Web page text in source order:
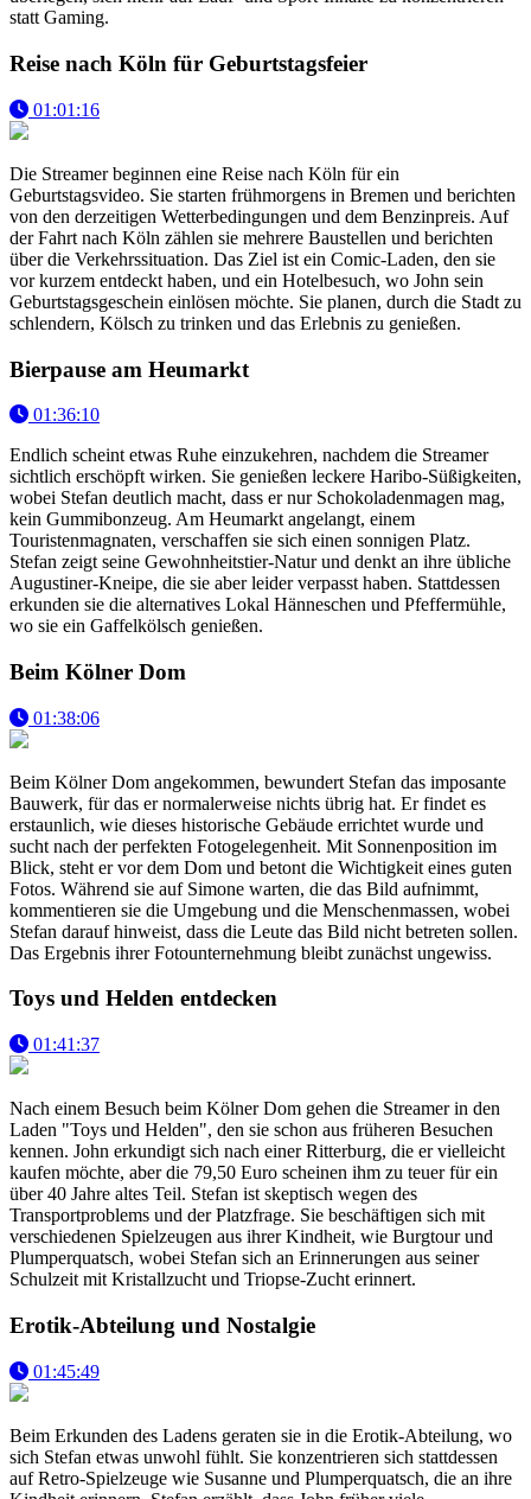
statt Gaming.
Reise nach Köln für Geburtstagsfeier
01:01:16
Die Streamer beginnen eine Reise nach Köln für ein
Geburtstagsvideo. Sie starten frühmorgens in Bremen und berichten
von den derzeitigen Wetterbedingungen und dem Benzinpreis. Auf
der Fahrt nach Köln zählen sie mehrere Baustellen und berichten
über die Verkehrssituation. Das Ziel ist ein Comic-Laden, den sie
vor kurzem entdeckt haben, und ein Hotelbesuch, wo John sein
Geburtstagsgeschein einlösen möchte. Sie planen, durch die Stadt zu
schlendern, Kölsch zu trinken und das Erlebnis zu genießen.
Bierpause am Heumarkt
01:36:10
Endlich scheint etwas Ruhe einzukehren, nachdem die Streamer
sichtlich erschöpft wirken. Sie genießen leckere Haribo-Süßigkeiten,
wobei Stefan deutlich macht, dass er nur Schokoladenmagen mag,
kein Gummibonzeug. Am Heumarkt angelangt, einem
Touristenmagnaten, verschaffen sie sich einen sonnigen Platz.
Stefan zeigt seine Gewohnheitstier-Natur und denkt an ihre übliche
Augustiner-Kneipe, die sie aber leider verpasst haben. Stattdessen
erkunden sie die alternatives Lokal Hänneschen und Pfeffermühle,
wo sie ein Gaffelkölsch genießen.
Beim Kölner Dom
01:38:06
Beim Kölner Dom angekommen, bewundert Stefan das imposante
Bauwerk, für das er normalerweise nichts übrig hat. Er findet es
erstaunlich, wie dieses historische Gebäude errichtet wurde und
sucht nach der perfekten Fotogelegenheit. Mit Sonnenposition im
Blick, steht er vor dem Dom und betont die Wichtigkeit eines guten
Fotos. Während sie auf Simone warten, die das Bild aufnimmt,
kommentieren sie die Umgebung und die Menschenmassen, wobei
Stefan darauf hinweist, dass die Leute das Bild nicht betreten sollen.
Das Ergebnis ihrer Fotounternehmung bleibt zunächst ungewiss.
Toys und Helden entdecken
01:41:37
Nach einem Besuch beim Kölner Dom gehen die Streamer in den
Laden "Toys und Helden", den sie schon aus früheren Besuchen
kennen. John erkundigt sich nach einer Ritterburg, die er vielleicht
kaufen möchte, aber die 79,50 Euro scheinen ihm zu teuer für ein
über 40 Jahre altes Teil. Stefan ist skeptisch wegen des
Transportproblems und der Platzfrage. Sie beschäftigen sich mit
verschiedenen Spielzeugen aus ihrer Kindheit, wie Burgtour und
Plumperquatsch, wobei Stefan sich an Erinnerungen aus seiner
Schulzeit mit Kristallzucht und Triopse-Zucht erinnert.
Erotik-Abteilung und Nostalgie
01:45:49
Beim Erkunden des Ladens geraten sie in die Erotik-Abteilung, wo
sich Stefan etwas unwohl fühlt. Sie konzentrieren sich stattdessen
auf Retro-Spielzeuge wie Susanne und Plumperquatsch, die an ihre